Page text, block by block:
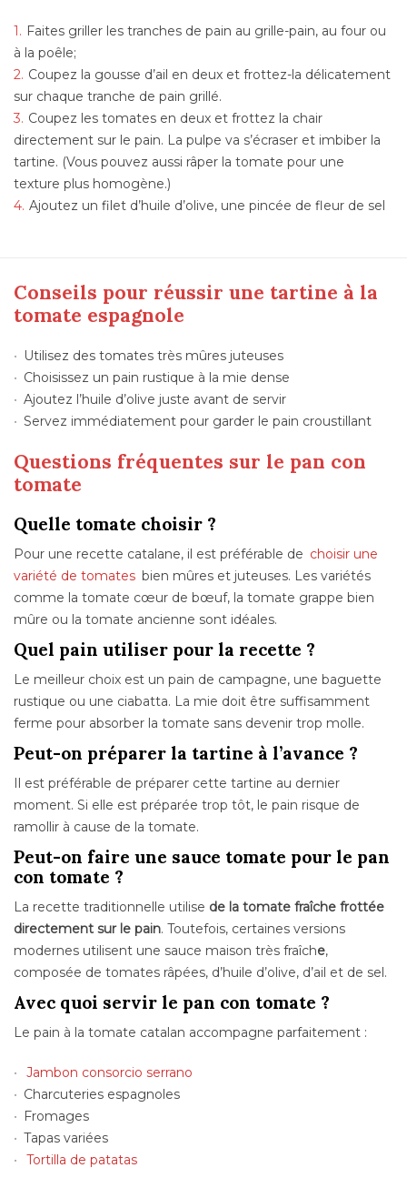
Faites griller les tranches de pain au grille-pain, au four ou
à la poêle;
Coupez la gousse d’ail en deux et frottez-la délicatement
sur chaque tranche de pain grillé.
Coupez les tomates en deux et frottez la chair
directement sur le pain. La pulpe va s’écraser et imbiber la
tartine. (Vous pouvez aussi râper la tomate pour une
texture plus homogène.)
Ajoutez un filet d’huile d’olive, une pincée de fleur de sel
Conseils pour réussir une tartine à la
tomate espagnole
Utilisez des tomates très mûres juteuses
Choisissez un pain rustique à la mie dense
Ajoutez l’huile d’olive juste avant de servir
Servez immédiatement pour garder le pain croustillant
Questions fréquentes sur le pan con
tomate
Quelle tomate choisir ?
Pour une recette catalane, il est préférable de choisir une
variété de tomates bien mûres et juteuses. Les variétés
comme la tomate cœur de bœuf, la tomate grappe bien
mûre ou la tomate ancienne sont idéales.
Quel pain utiliser pour la recette ?
Le meilleur choix est un pain de campagne, une baguette
rustique ou une ciabatta. La mie doit être suffisamment
ferme pour absorber la tomate sans devenir trop molle.
Peut-on préparer la tartine à l’avance ?
Il est préférable de préparer cette tartine au dernier
moment. Si elle est préparée trop tôt, le pain risque de
ramollir à cause de la tomate.
Peut-on faire une sauce tomate pour le pan
con tomate ?
La recette traditionnelle utilise de la tomate fraîche frottée
directement sur le pain. Toutefois, certaines versions
modernes utilisent une sauce maison très fraîche,
composée de tomates râpées, d’huile d’olive, d’ail et de sel.
Avec quoi servir le pan con tomate ?
Le pain à la tomate catalan accompagne parfaitement :
Jambon consorcio serrano
Charcuteries espagnoles
Fromages
Tapas variées
Tortilla de patatas